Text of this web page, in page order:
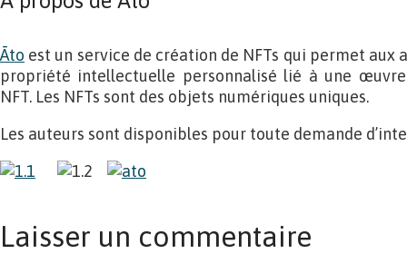
Āto est un service de création de NFTs qui permet aux
propriété intellectuelle personnalisé lié à une
NFT. Les NFTs sont des objets numériques uniques.
Les auteurs sont disponibles pour toute demande
Laisser un commentaire